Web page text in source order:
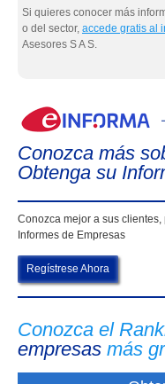
Si quieres conocer más
o del sector, accede gratis al
Asesores S A S.
Conozca más
Obtenga su
Conozca mejor a sus
Informes de Empresas
Regístrese Ahora
Conozca el
empresas más